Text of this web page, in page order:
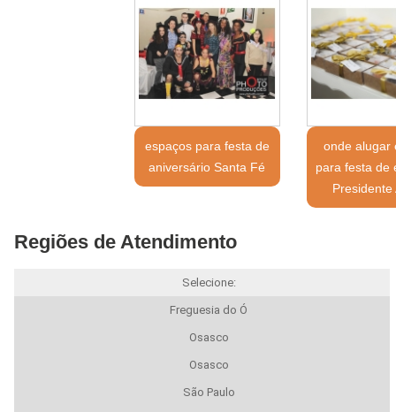
espaços para festa de
aniversário Santa Fé
onde alugar
para festa de
Presidente
Regiões de Atendimento
Selecione:
Freguesia do Ó
Osasco
Osasco
São Paulo